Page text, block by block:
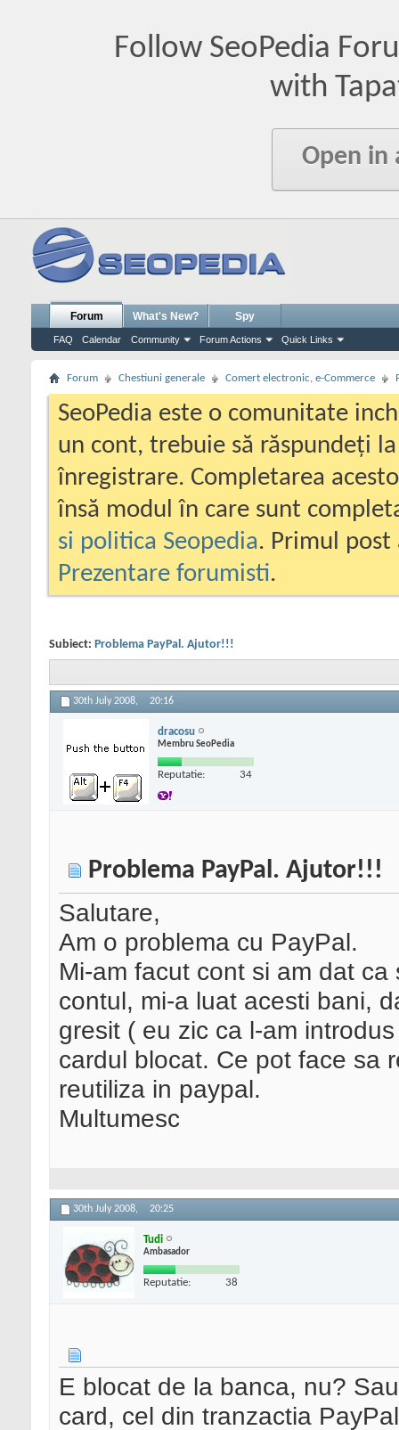
Follow SeoPedia
with
Open in
Forum
FAQ Calendar Community Forum Actions Quick Links
What's New? Spy
Forum Chestiuni generale Comert electronic, e-Commerce
SeoPedia este o comunitate
un cont, trebuie să răspundeți
înregistrare. Completarea
însă modul în care sunt
si politica Seopedia. Primul
Prezentare forumisti.
Subiect: Problema PayPal. Ajutor!!!
30th July 2008, 20:16
dracosu
Membru SeoPedia
Reputatie: 34
Problema PayPal. Ajutor!!!
Salutare,
Am o problema cu PayPal.
Mi-am facut cont si am dat
contul, mi-a luat acesti bani,
gresit ( eu zic ca l-am
cardul blocat. Ce pot face sa
reutiliza in paypal.
Multumesc
30th July 2008, 20:25
Tudi
Ambasador
Reputatie: 38
E blocat de la banca, nu?
card, cel din tranzactia